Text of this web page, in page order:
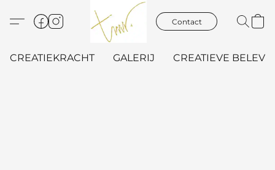
Contact
CREATIEKRACHT GALERIJ CREATIEVE